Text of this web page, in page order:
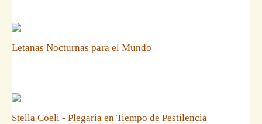
Letanas Nocturnas para el Mundo
Stella Coeli - Plegaria en Tiempo de Pestilencia